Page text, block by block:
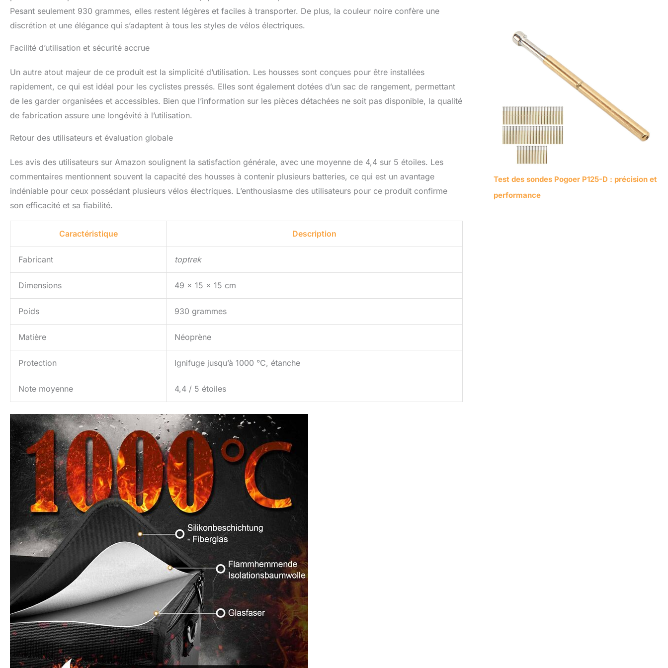
Pesant seulement 930 grammes, elles restent légères et faciles à transporter. De plus, la couleur noire confère une
discrétion et une élégance qui s’adaptent à tous les styles de vélos électriques.
Facilité d’utilisation et sécurité accrue
Un autre atout majeur de ce produit est la simplicité d’utilisation. Les housses sont conçues pour être installées
rapidement, ce qui est idéal pour les cyclistes pressés. Elles sont également dotées d’un sac de rangement, permettant
de les garder organisées et accessibles. Bien que l’information sur les pièces détachées ne soit pas disponible, la qualité
de fabrication assure une longévité à l’utilisation.
Retour des utilisateurs et évaluation globale
Les avis des utilisateurs sur Amazon soulignent la satisfaction générale, avec une moyenne de 4,4 sur 5 étoiles. Les
commentaires mentionnent souvent la capacité des housses à contenir plusieurs batteries, ce qui est un avantage
indéniable pour ceux possédant plusieurs vélos électriques. L’enthousiasme des utilisateurs pour ce produit confirme
son efficacité et sa fiabilité.
Caractéristique Description
Fabricant toptrek
Dimensions 49 x 15 x 15 cm
Poids 930 grammes
Matière Néoprène
Protection Ignifuge jusqu’à 1000 °C, étanche
Note moyenne 4,4 / 5 étoiles
Test des sondes Pogoer P125-D : précision et
performance